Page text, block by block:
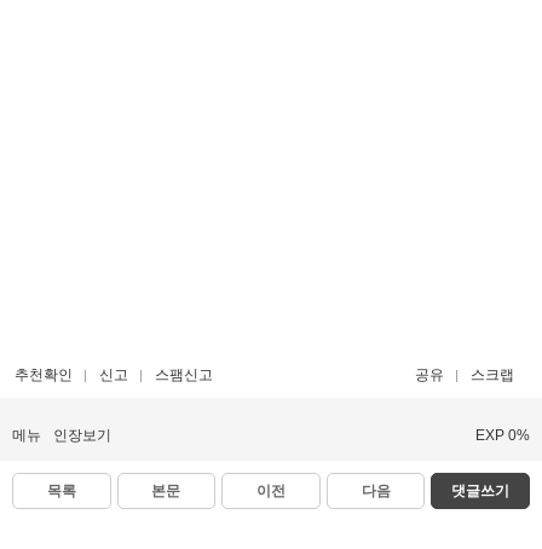
추천확인 신고 스팸신고 공유 스크랩
메뉴 인장보기 EXP 0%
목록 본문 이전 다음 댓글쓰기